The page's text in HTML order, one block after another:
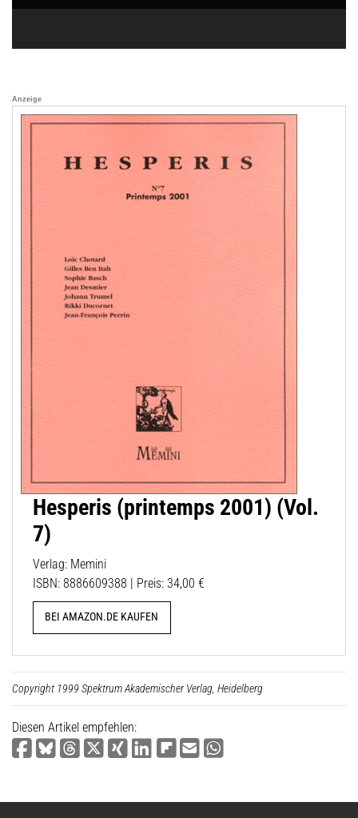
Anzeige
Hesperis (printemps 2001) (Vol.
7)
Verlag: Memini
ISBN: 8886609388 | Preis: 34,00 €
BEI AMAZON.DE KAUFEN
Copyright 1999 Spektrum Akademischer Verlag, Heidelberg
Diesen Artikel empfehlen: